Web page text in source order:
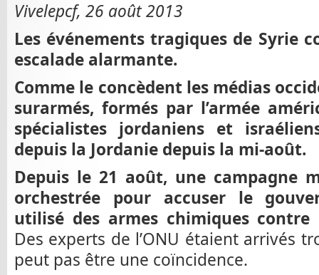
Vivelepcf, 26 août 2013
Les événements tragiques de Syrie
escalade alarmante.
Comme le concèdent les médias
surarmés, formés par l’armée
spécialistes jordaniens et
depuis la Jordanie depuis la mi-août.
Depuis le 21 août, une campagne
orchestrée pour accuser le
utilisé des armes chimiques contre
Des experts de l’ONU étaient arrivés
peut pas être une coïncidence.